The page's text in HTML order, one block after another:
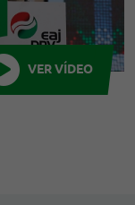
VER VÍDEO